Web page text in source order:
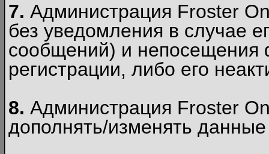
7. Администрация Froster
без уведомления в случае
сообщений) и непосещения
регистрации, либо его
8. Администрация Froster
дополнять/изменять